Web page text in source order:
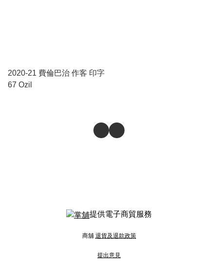
2020-21 費倫巴治 作客 印字
67 Ozil
提供電子商貿服務
商舖 退貨及退款政策
提出意見